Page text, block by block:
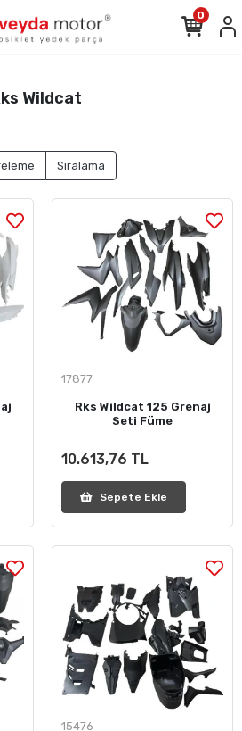
0
Wildcat
Sıralama
17877
Rks Wildcat 125 Grenaj
Seti Füme
10.613,76 TL
Sepete Ekle
15476